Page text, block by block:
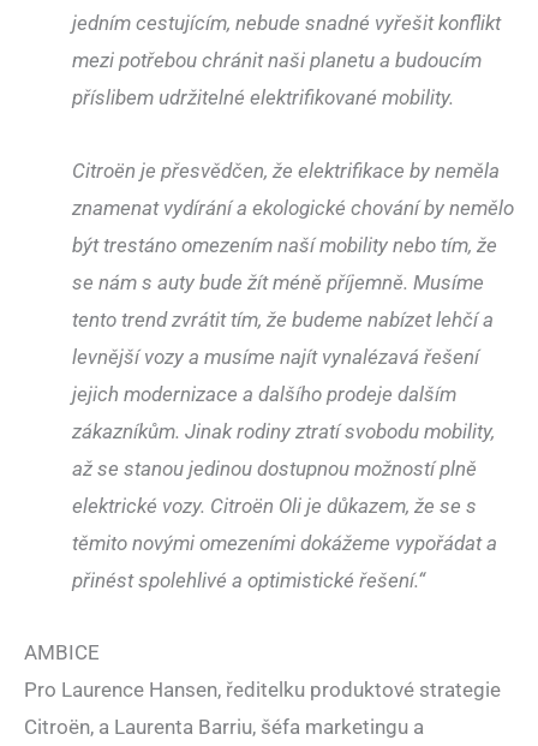
jedním cestujícím, nebude snadné vyřešit konflikt
mezi potřebou chránit naši planetu a budoucím
příslibem udržitelné elektrifikované mobility.
Citroën je přesvědčen, že elektrifikace by neměla
znamenat vydírání a ekologické chování by nemělo
být trestáno omezením naší mobility nebo tím, že
se nám s auty bude žít méně příjemně. Musíme
tento trend zvrátit tím, že budeme nabízet lehčí a
levnější vozy a musíme najít vynalézavá řešení
jejich modernizace a dalšího prodeje dalším
zákazníkům. Jinak rodiny ztratí svobodu mobility,
až se stanou jedinou dostupnou možností plně
elektrické vozy. Citroën Oli je důkazem, že se s
těmito novými omezeními dokážeme vypořádat a
přinést spolehlivé a optimistické řešení.“
AMBICE
Pro Laurence Hansen, ředitelku produktové strategie
Citroën, a Laurenta Barriu, šéfa marketingu a